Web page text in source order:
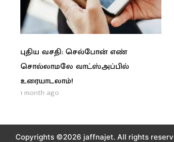
புதிய வசதி: செல்போன் எண்
சொல்லாமலே வாட்ஸ்அப்பில்
உரையாடலாம்!
1 month ago
Copyrights ©2026 jaffnajet. All rights